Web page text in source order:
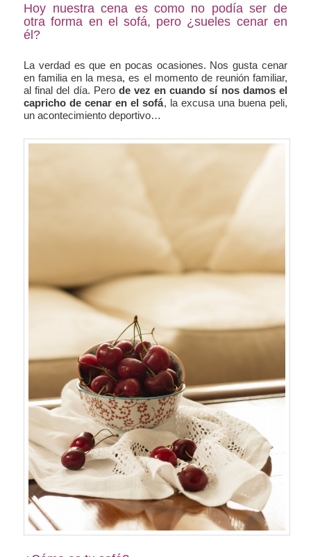
Hoy nuestra cena es como no podía ser de
otra forma en el sofá, pero ¿sueles cenar en
él?
La verdad es que en pocas ocasiones. Nos gusta cenar
en familia en la mesa, es el momento de reunión familiar,
al final del día. Pero de vez en cuando sí nos damos el
capricho de cenar en el sofá, la excusa una buena peli,
un acontecimiento deportivo…